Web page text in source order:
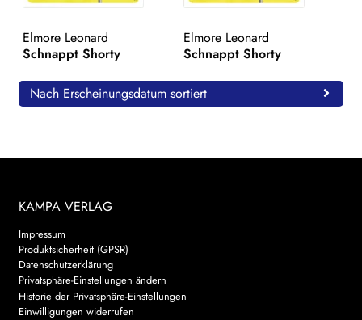
Search:
Elmore Leonard
Schnappt Shorty
Elmore Leonard
Schnappt Shorty
Nach Erscheinungsdatum sortiert
KAMPA VERLAG
Impressum
Produktsicherheit (GPSR)
Datenschutzerklärung
Privatsphäre-Einstellungen ändern
Historie der Privatsphäre-Einstellungen
Einwilligungen widerrufen